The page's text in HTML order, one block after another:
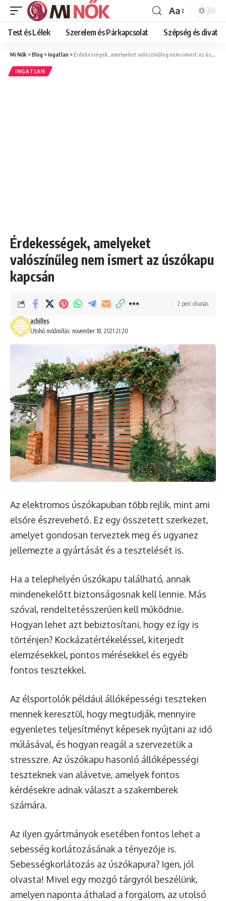
Font
Resizer
Aa
Test és Lélek Szerelem és Párkapcsolat Szépség és divat
Mi Nők >Blog >Ingatlan >Érdekességek, amelyeket valószínűleg nem ismert az úszókapu kapcsán
INGATLAN
Érdekességek, amelyeket
valószínűleg nem ismert az úszókapu
kapcsán
Utolsó módosítás: november 18, 2021 21:20
achilles
2 perc olvasás
Az elektromos úszókapuban több rejlik, mint ami
elsőre észrevehető. Ez egy összetett szerkezet,
amelyet gondosan terveztek meg és ugyanez
jellemezte a gyártását és a tesztelését is.
Ha a telephelyén úszókapu található, annak
mindenekelőtt biztonságosnak kell lennie. Más
szóval, rendeltetésszerűen kell működnie.
Hogyan lehet azt bebiztosítani, hogy ez így is
történjen? Kockázatértékeléssel, kiterjedt
elemzésekkel, pontos mérésekkel és egyéb
fontos tesztekkel.
Az élsportolók például állóképességi teszteken
mennek keresztül, hogy megtudják, mennyire
egyenletes teljesítményt képesek nyújtani az idő
múlásával, és hogyan reagál a szervezetük a
stresszre. Az úszókapu hasonló állóképességi
teszteknek van alávetve, amelyek fontos
kérdésekre adnak választ a szakemberek
számára.
Az ilyen gyártmányok esetében fontos lehet a
sebesség korlátozásának a tényezője is.
Sebességkorlátozás az úszókapura? Igen, jól
olvasta! Mivel egy mozgó tárgyról beszélünk,
amelyen naponta áthalad a forgalom, az utolsó